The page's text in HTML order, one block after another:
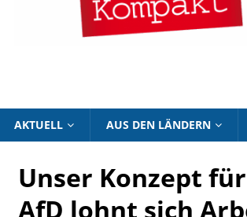
AKTUELL AUS DEN LÄNDERN
Unser Konzept
AfD lohnt sich